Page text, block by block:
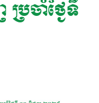
រចាំថ្ងៃទី